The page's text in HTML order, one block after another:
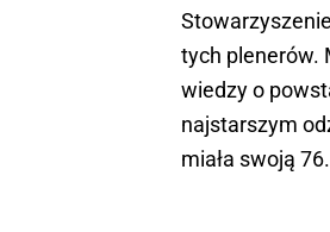
tych plenerów.
wiedzy o
najstarszym
miała swoją